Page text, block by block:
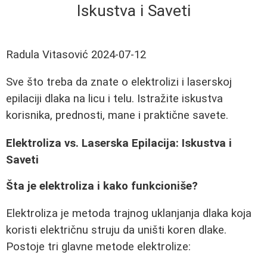
Iskustva i Saveti
Radula Vitasović 2024-07-12
Sve što treba da znate o elektrolizi i laserskoj
epilaciji dlaka na licu i telu. Istražite iskustva
korisnika, prednosti, mane i praktične savete.
Elektroliza vs. Laserska Epilacija: Iskustva i
Saveti
Šta je elektroliza i kako funkcioniše?
Elektroliza je metoda trajnog uklanjanja dlaka koja
koristi električnu struju da uništi koren dlake.
Postoje tri glavne metode elektrolize: